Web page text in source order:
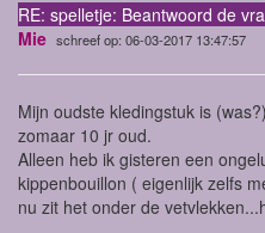
RE: spelletje: Beantwoord de
Mie schreef op: 06-03-2017 13:47:57
Mijn oudste kledingstuk is
zomaar 10 jr oud.
Alleen heb ik gisteren een
kippenbouillon ( eigenlijk zelfs
nu zit het onder de